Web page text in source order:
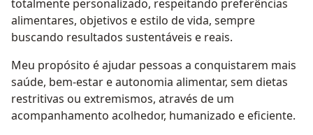
totalmente personalizado, respeitando preferências
alimentares, objetivos e estilo de vida, sempre
buscando resultados sustentáveis e reais.
Meu propósito é ajudar pessoas a conquistarem mais
saúde, bem-estar e autonomia alimentar, sem dietas
restritivas ou extremismos, através de um
acompanhamento acolhedor, humanizado e eficiente.